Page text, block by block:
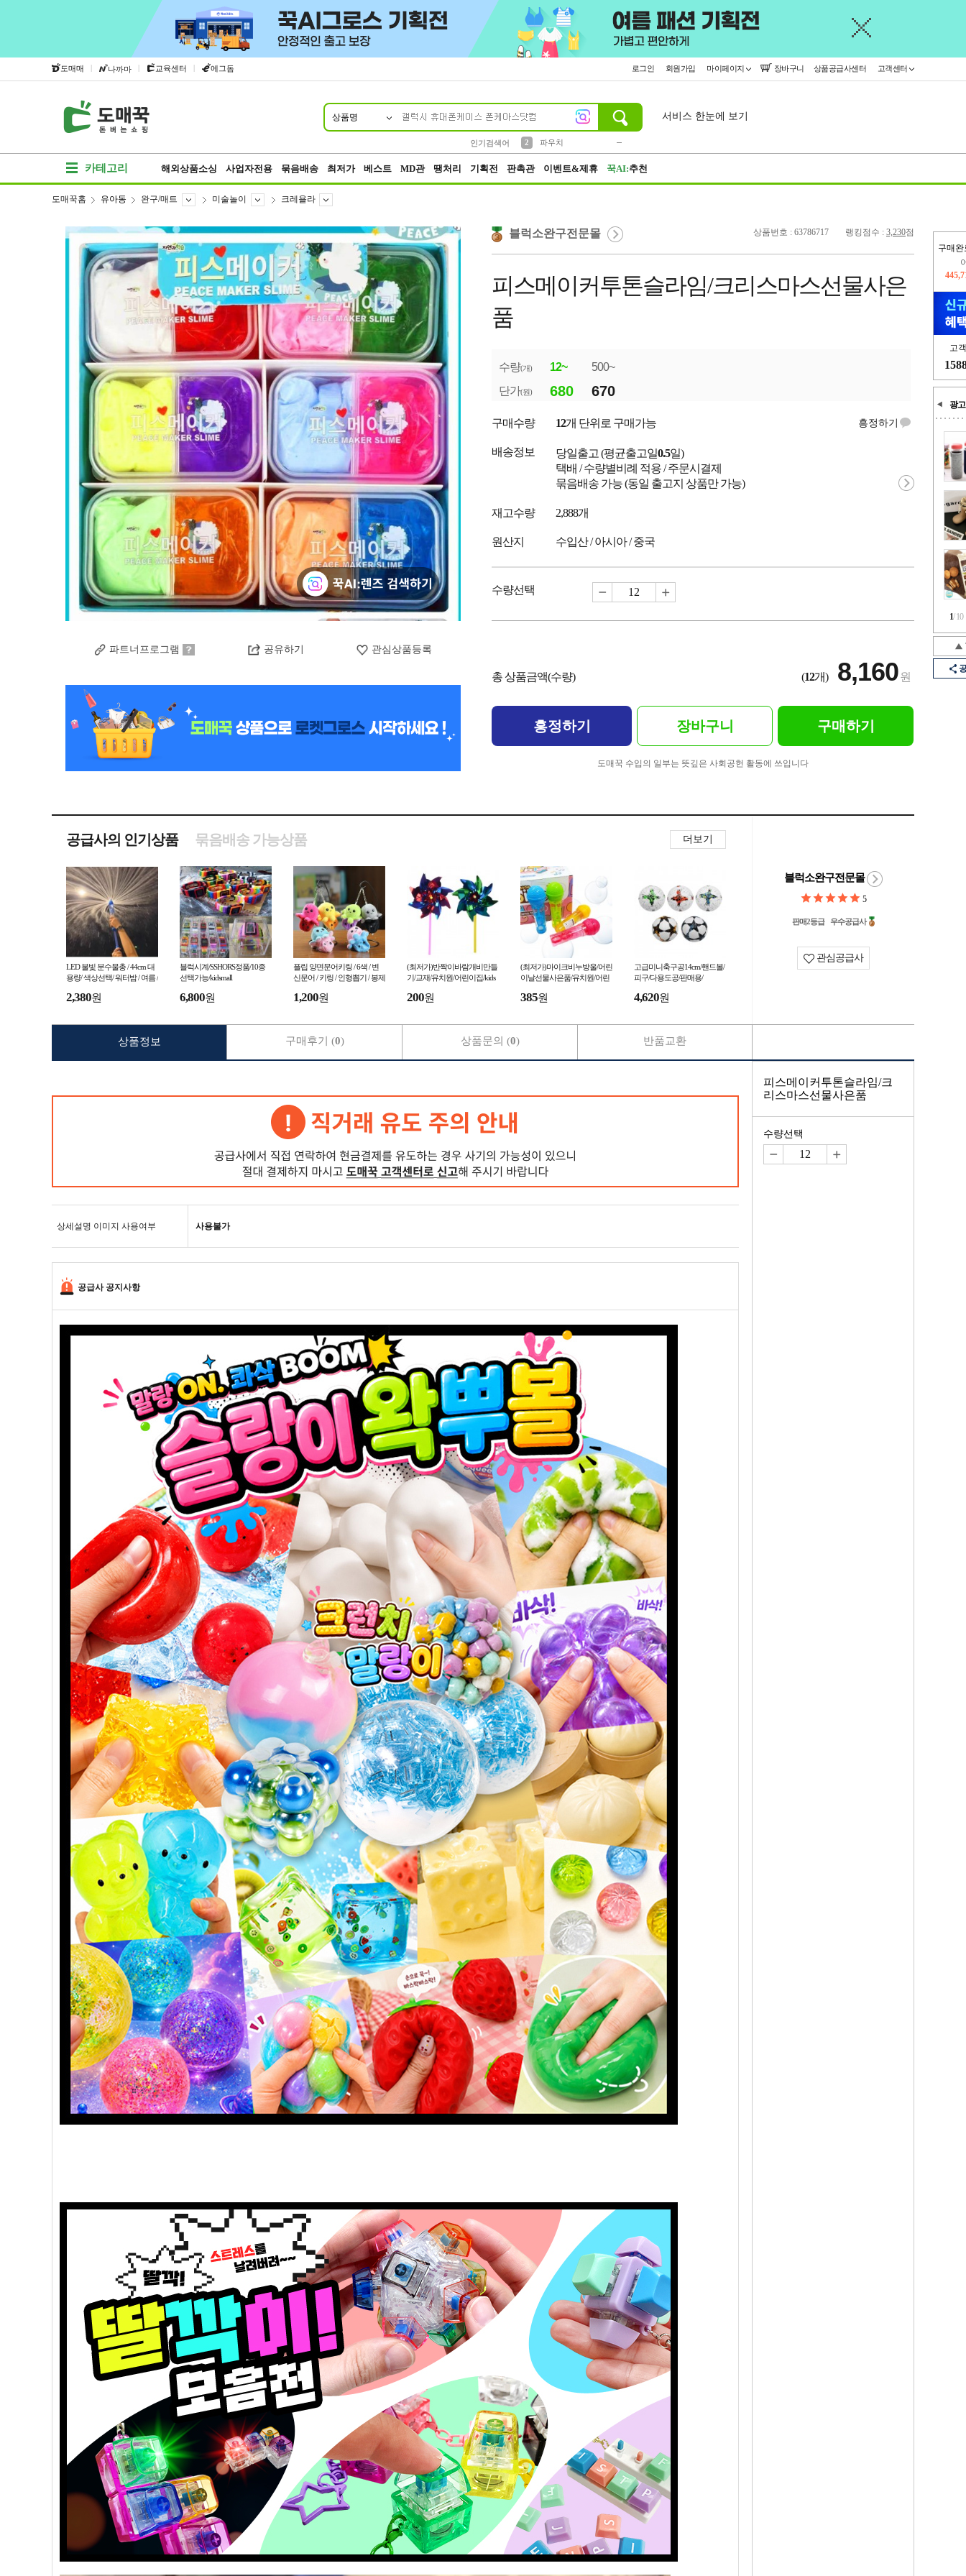
도매매 | 나까마 | 교육센터 | 에그돔 로그인 회원가입 마이페이지 장바구니 상품공급사센터 고객센터
상품명
인기검색어
2
파우치
서비스 한눈에 보기
카테고리 해외상품소싱 사업자전용 묶음배송 최저가 베스트 MD관 땡처리 기획전 판촉관 이벤트&제휴 꾹AI:추천
구매완
오
고
광고
1/10
도매꾹홈 유아동 완구/매트 미술놀이 크레욜라
파트너프로그램 공유하기 관심상품등록
상품번호 : 63786717 랭킹점수 : 3,230점
블럭소완구전문몰
피스메이커투톤슬라임/크리스마스선물사은
품
수량(개) 12~
500~
단가(원) 680 670
구매수량 12개 단위로 구매가능 흥정하기
배송정보 당일출고 (평균출고일0.5일)
택배 / 수량별비례 적용 / 주문시결제
묶음배송 가능 (동일 출고지 상품만 가능)
재고수량 2,888개
원산지 수입산 / 아시아 / 중국
수량선택
총 상품금액(수량) (12개) 8,160원
흥정하기 장바구니 구매하기
도매꾹 수입의 일부는 뜻깊은 사회공헌 활동에 쓰입니다
공급사의 인기상품 더보기
묶음배송 가능상품
LED 불빛 분수물총 / 44cm 대
용량/ 색상선택/ 워터밤 / 여름 /
2,380원
블럭시계/SSHORS정품/10종
선택가능/kidsmall
6,800원
플립 양면문어키링 / 6색 / 변
신문어 / 키링 / 인형뽑기 / 봉제
1,200원
(최저가)반짝이바람개비만들
기/교재/유치원/어린이집/kids
200원
(최저가)마이크비누방울/어린
이날선물사은품/유치원/어린
385원
고급미니축구공14cm/핸드볼/
피구/다용도공/판매용/
4,620원
블럭소완구전문몰
5
판매2등급 우수공급사
관심공급사
상세설명 이미지 사용여부 사용불가
공급사 공지사항
상품정보 구매후기 (0) 상품문의 (0) 반품교환
피스메이커투톤슬라임/크
리스마스선물사은품
수량선택